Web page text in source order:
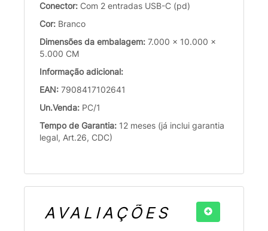
Conector: Com 2 entradas USB-C (pd)
Cor: Branco
Dimensões da embalagem: 7.000 x 10.000 x
5.000 CM
Informação adicional:
EAN: 7908417102641
Un.Venda: PC/1
Tempo de Garantia: 12 meses (já inclui garantia
legal, Art.26, CDC)
AVALIAÇÕES